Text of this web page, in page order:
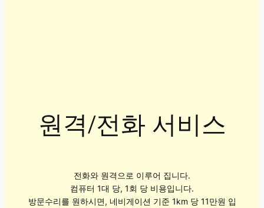
원격/전화 서비스
전화와 원격으로 이루어 집니다.
컴퓨터 1대 당, 1회 당 비용입니다.
방문수리를 원하시면, 네비게이션 기준 1km 당 11만원 입